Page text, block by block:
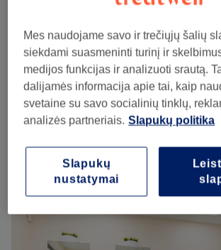
Name On. Violeta Rėzgė
5,0
636 atsiliepimai
Žirmunai, Vilnius
Rodyti
Plaukų stilisto konsultacija 20€
Peržiūrėti salono informaciją
Pirmadienis
Ketvirtadienis
Mes naudojame savo ir trečiųjų šalių
siekdami suasmeninti turinį ir
medijos funkcijas ir analizuoti srautą.
dalijamės informacija apie tai, kaip
svetaine su savo socialinių tinklų,
analizės partneriais. Slapukų politika
Slapukų
nustatymai